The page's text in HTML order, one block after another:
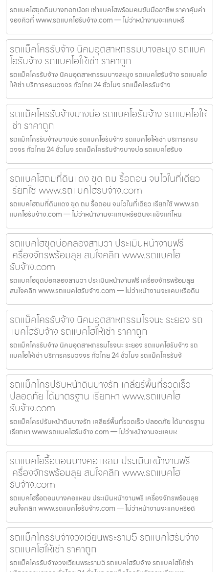
รถแบคโฮขุดดินบางกอกน้อย เช่าแบคโฮพร้อมคนขับมืออาชีพ ราคาคุ้มค่า
จองคิวที่ www.รถแบคโฮรับจ้าง.com — ไม่ว่าหน้างานจะแคบหรื
รถแม็คโครรับจ้าง นิคมอุตสาหกรรมบางละมุง รถแบค
โฮรับจ้าง รถแบคโฮให้เช่า ราคาถูก
รถแม็คโครรับจ้าง นิคมอุตสาหกรรมบางละมุง รถแบคโฮรับจ้าง รถแบคโฮ
ให้เช่า บริการครบวงจร ทั่วไทย 24 ชั่วโมง รถแม็คโครรับจ้าง
รถแม็คโครรับจ้างบางบ่อ รถแบคโฮรับจ้าง รถแบคโฮให้
เช่า ราคาถูก
รถแม็คโครรับจ้างบางบ่อ รถแบคโฮรับจ้าง รถแบคโฮให้เช่า บริการครบ
วงจร ทั่วไทย 24 ชั่วโมง รถแม็คโครรับจ้างบางบ่อ รถแบคโฮรับจ
รถแบคโฮถมที่ดินแดง ขุด ถม รื้อถอน จบไวในที่เดียว
เรียกใช้ www.รถแบคโฮรับจ้าง.com
รถแบคโฮถมที่ดินแดง ขุด ถม รื้อถอน จบไวในที่เดียว เรียกใช้ www.รถ
แบคโฮรับจ้าง.com — ไม่ว่าหน้างานจะแคบหรือดินจะแข็งแค่ไหน
รถแบคโฮขุดบ่อคลองสามวา ประเมินหน้างานฟรี
เครื่องจักรพร้อมลุย สนใจคลิก www.รถแบคโฮ
รับจ้าง.com
รถแบคโฮขุดบ่อคลองสามวา ประเมินหน้างานฟรี เครื่องจักรพร้อมลุย
สนใจคลิก www.รถแบคโฮรับจ้าง.com — ไม่ว่าหน้างานจะแคบหรือดิน
รถแม็คโครรับจ้าง นิคมอุตสาหกรรมโรจนะ ระยอง รถ
แบคโฮรับจ้าง รถแบคโฮให้เช่า ราคาถูก
รถแม็คโครรับจ้าง นิคมอุตสาหกรรมโรจนะ ระยอง รถแบคโฮรับจ้าง รถ
แบคโฮให้เช่า บริการครบวงจร ทั่วไทย 24 ชั่วโมง รถแม็คโครรับจ้
รถแม็คโครปรับหน้าดินบางรัก เคลียร์พื้นที่รวดเร็ว
ปลอดภัย ได้มาตรฐาน เรียกหา www.รถแบคโฮ
รับจ้าง.com
รถแม็คโครปรับหน้าดินบางรัก เคลียร์พื้นที่รวดเร็ว ปลอดภัย ได้มาตรฐาน
เรียกหา www.รถแบคโฮรับจ้าง.com — ไม่ว่าหน้างานจะแคบห
รถแบคโฮรื้อถอนบางคอแหลม ประเมินหน้างานฟรี
เครื่องจักรพร้อมลุย สนใจคลิก www.รถแบคโฮ
รับจ้าง.com
รถแบคโฮรื้อถอนบางคอแหลม ประเมินหน้างานฟรี เครื่องจักรพร้อมลุย
สนใจคลิก www.รถแบคโฮรับจ้าง.com — ไม่ว่าหน้างานจะแคบหรือดิ
รถแม็คโครรับจ้างวงเวียนพระราม5 รถแบคโฮรับจ้าง
รถแบคโฮให้เช่า ราคาถูก
รถแม็คโครรับจ้างวงเวียนพระราม5 รถแบคโฮรับจ้าง รถแบคโฮให้เช่า